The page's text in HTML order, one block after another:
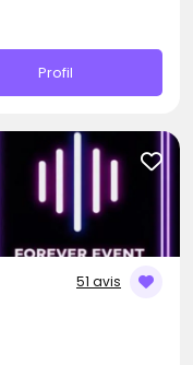
Profil
51 avis